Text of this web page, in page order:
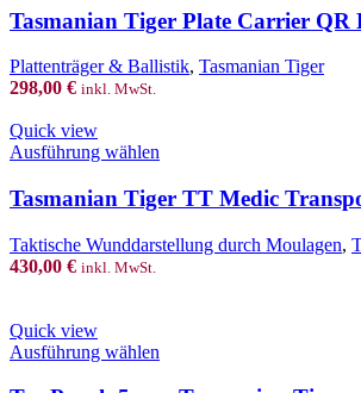
product
has
multiple
variants.
The
chosen
the
page
Tasmanian Tiger Plate Carrier QR
Plattenträger & Ballistik, Tasmanian Tiger
298,00 € inkl. MwSt.
Quick view
Ausführung wählen
has
multiple
variants.
The
on
the
Tasmanian Tiger TT Medic
Taktische Wunddarstellung durch Moulagen,
430,00 € inkl. MwSt.
Quick view
Ausführung wählen